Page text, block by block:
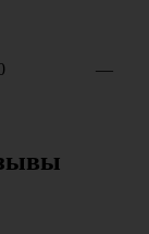
—